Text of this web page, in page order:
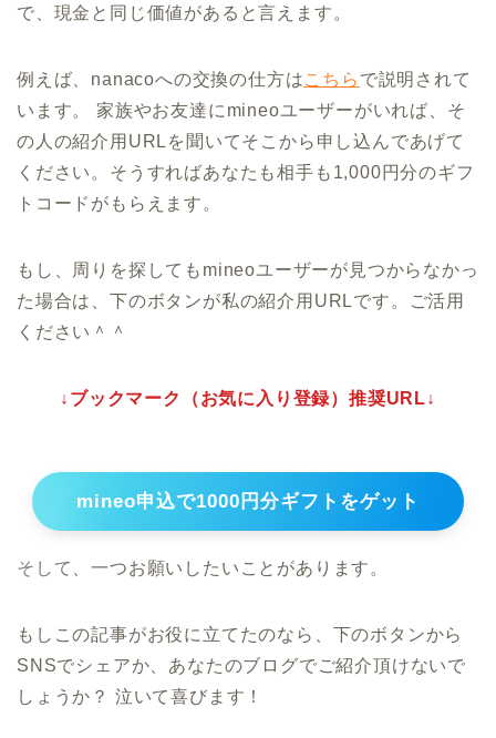
で、現金と同じ価値があると言えます。
例えば、nanacoへの交換の仕方はこちら で説明されて
います。 家族やお友達にmineoユーザーがいれば、そ
の人の紹介用URLを聞いてそこから申し込んであげて
ください。そうすればあなたも相手も1,000円分のギフ
トコードがもらえます。
もし、周りを探してもmineoユーザーが見つからなかっ
た場合は、下のボタンが私の紹介用URLです。ご活用
ください＾＾
↓ブックマーク（お気に入り登録）推奨URL↓
mineo申込で1000円分ギフトをゲット
そして、一つお願いしたいことがあります。
もしこの記事がお役に立てたのなら、下のボタンから
SNSでシェアか、あなたのブログでご紹介頂けないで
しょうか？ 泣いて喜びます！